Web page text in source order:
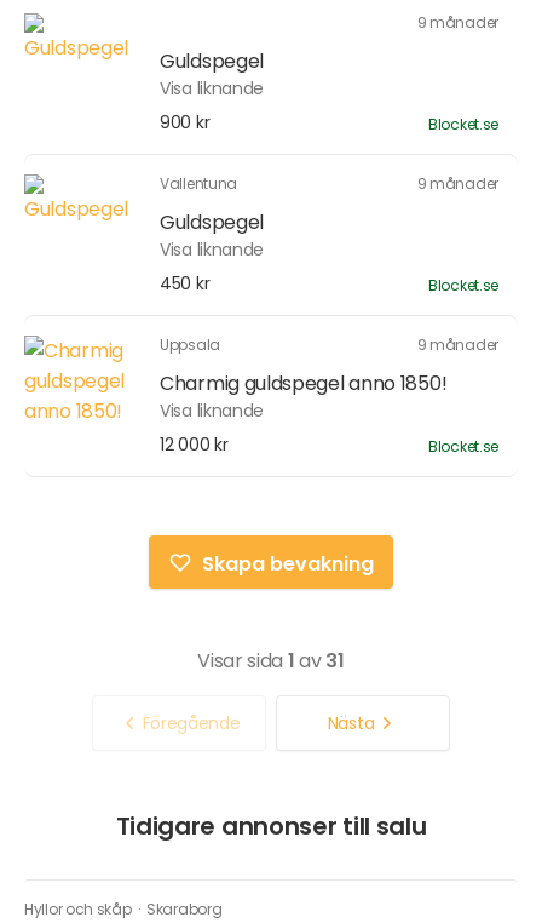
9 månader
Guldspegel
Visa liknande
900 kr
Blocket.se
Vallentuna 9 månader
Guldspegel
Visa liknande
450 kr
Blocket.se
Uppsala 9 månader
Charmig guldspegel anno 1850!
Visa liknande
12 000 kr
Blocket.se
Skapa bevakning
Visar sida 1av31
Föregående Nästa
Tidigare annonser till salu
Hyllor och skåp · Skaraborg